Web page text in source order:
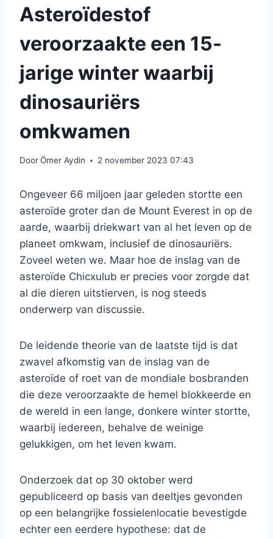
Asteroïdestof
veroorzaakte een 15-
jarige winter waarbij
dinosauriërs
omkwamen
DoorÖmer Aydin 2 november 2023 07:43
Ongeveer 66 miljoen jaar geleden stortte een
asteroïde groter dan de Mount Everest in op de
aarde, waarbij driekwart van al het leven op de
planeet omkwam, inclusief de dinosauriërs.
Zoveel weten we. Maar hoe de inslag van de
asteroïde Chicxulub er precies voor zorgde dat
al die dieren uitstierven, is nog steeds
onderwerp van discussie.
De leidende theorie van de laatste tijd is dat
zwavel afkomstig van de inslag van de
asteroïde of roet van de mondiale bosbranden
die deze veroorzaakte de hemel blokkeerde en
de wereld in een lange, donkere winter stortte,
waarbij iedereen, behalve de weinige
gelukkigen, om het leven kwam.
Onderzoek dat op 30 oktober werd
gepubliceerd op basis van deeltjes gevonden
op een belangrijke fossielenlocatie bevestigde
echter een eerdere hypothese: dat de